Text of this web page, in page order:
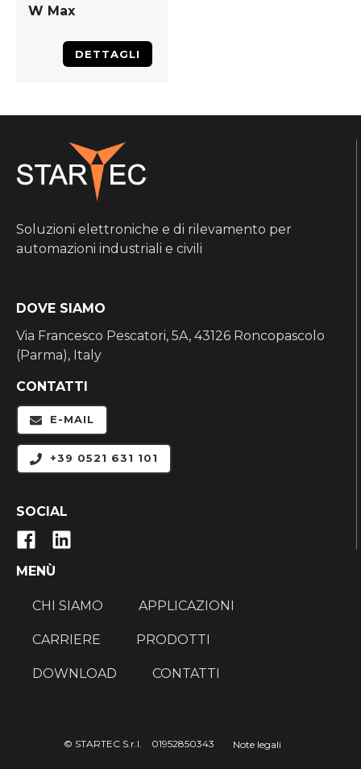
W Max
DETTAGLI
Soluzioni elettroniche e di rilevamento per
automazioni industriali e civili
DOVE SIAMO
Via Francesco Pescatori, 5A, 43126 Roncopascolo
(Parma), Italy
CONTATTI
E-MAIL
+39 0521 631 101
SOCIAL
MENÙ
CHI SIAMO APPLICAZIONI
CARRIERE PRODOTTI
DOWNLOAD CONTATTI
© STARTEC S.r.l. 01952850343 Note legali